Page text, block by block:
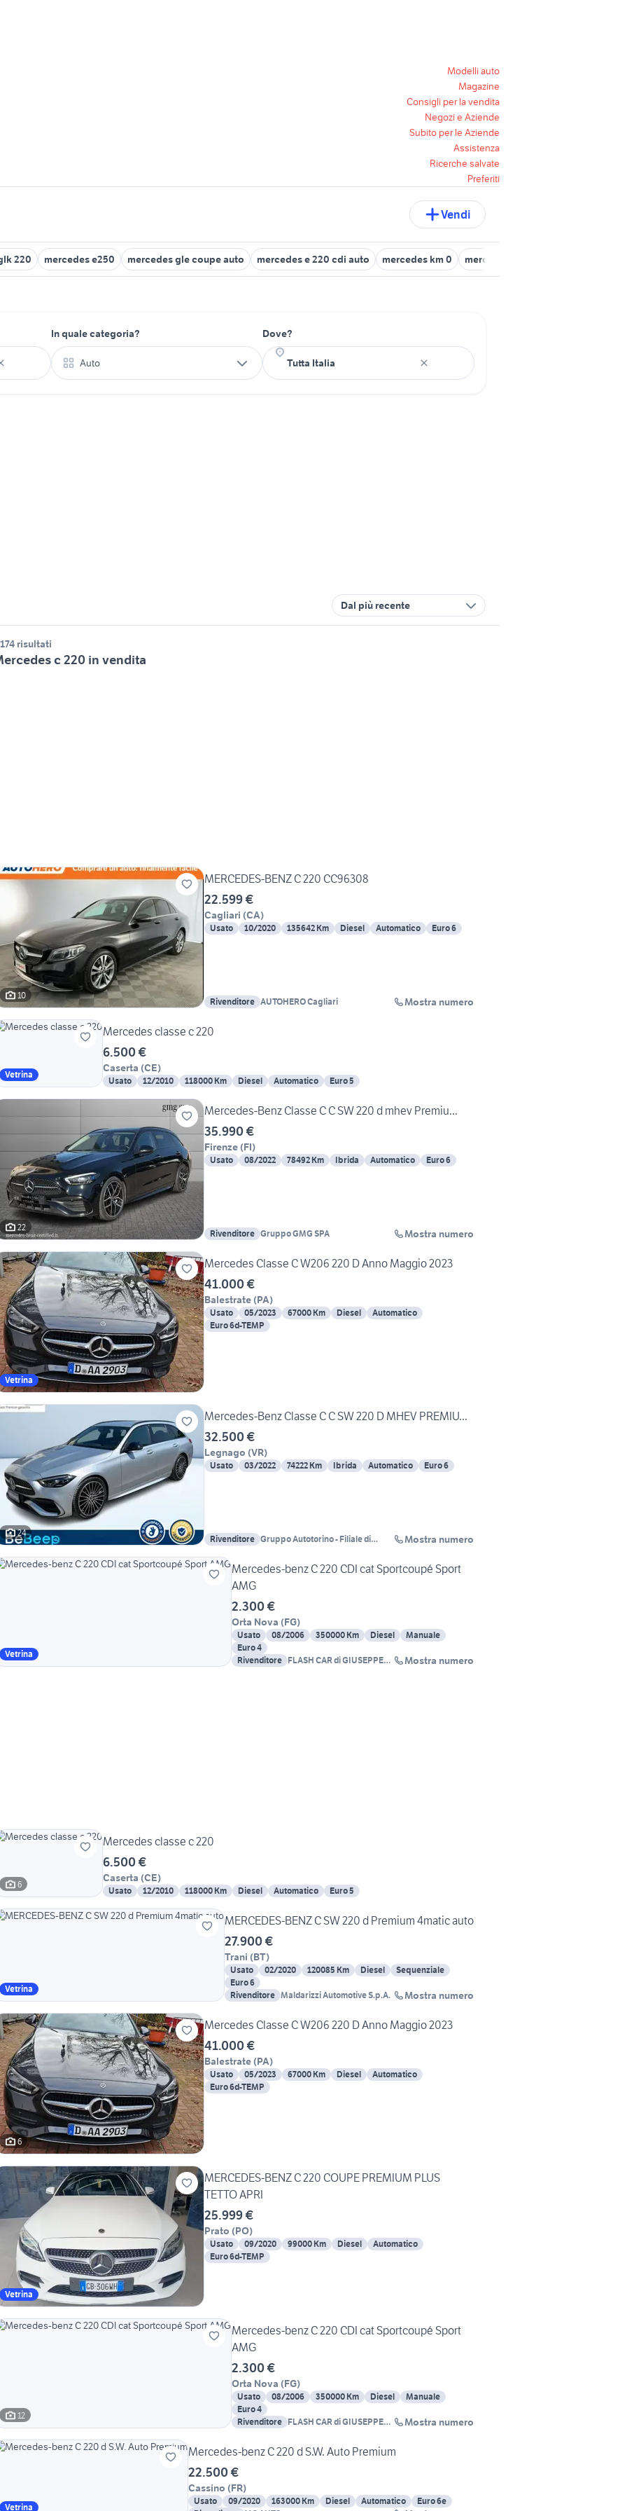
Modelli auto
Magazine
Consigli per la vendita
Negozi e Aziende
Subito per le Aziende
Assistenza
Ricerche salvate
Preferiti
Vendi
220 mercedes e250 mercedes gle coupe auto mercedes e 220 cdi auto mercedes km 0 mercedes 300d
In quale categoria?
Auto
Dove?
Dal più recente
risultati
c 220 in vendita
10
MERCEDES-BENZ C 220 CC96308
22.599 €
Cagliari (CA)
Usato 10/2020 135642 Km Diesel Automatico Euro 6
Rivenditore AUTOHERO Cagliari Mostra numero
Vetrina
Mercedes classe c 220
6.500 €
Caserta (CE)
Usato 12/2010 118000 Km Diesel Automatico Euro 5
22
Mercedes-Benz Classe C C SW 220 d mhev Premiu...
35.990 €
Firenze (FI)
Usato 08/2022 78492 Km Ibrida Automatico Euro 6
Rivenditore Gruppo GMG SPA Mostra numero
Vetrina
Mercedes Classe C W206 220 D Anno Maggio 2023
41.000 €
Balestrate (PA)
Usato 05/2023 67000 Km Diesel
Automatico
Euro 6d-TEMP
24
Mercedes-Benz Classe C C SW 220 D MHEV PREMIU...
32.500 €
Legnago (VR)
Usato 03/2022 74222 Km Ibrida Automatico Euro 6
Rivenditore Gruppo Autotorino - Filiale di
Mostra numero
Vetrina
Mercedes-benz C 220 CDI cat Sportcoupé Sport
AMG
2.300 €
Orta Nova (FG)
Usato 08/2006 350000 Km Diesel
Manuale
Euro 4
Rivenditore FLASH CAR di GIUSEPPE
Mostra numero
6
Mercedes classe c 220
6.500 €
Caserta (CE)
Usato 12/2010 118000 Km Diesel Automatico Euro 5
Vetrina
MERCEDES-BENZ C SW 220 d Premium 4matic auto
27.900 €
Trani (BT)
Usato 02/2020 120085 Km Diesel
Sequenziale
Euro 6
Rivenditore Maldarizzi Automotive S.p.A. Mostra numero
6
Mercedes Classe C W206 220 D Anno Maggio 2023
41.000 €
Balestrate (PA)
Usato 05/2023 67000 Km Diesel
Automatico
Euro 6d-TEMP
Vetrina
MERCEDES-BENZ C 220 COUPE PREMIUM PLUS
TETTO APRI
25.999 €
Prato (PO)
Usato 09/2020 99000 Km Diesel
Automatico
Euro 6d-TEMP
12
Mercedes-benz C 220 CDI cat Sportcoupé Sport
AMG
2.300 €
Orta Nova (FG)
Usato 08/2006 350000 Km Diesel
Manuale
Euro 4
Rivenditore FLASH CAR di GIUSEPPE
Mostra numero
Vetrina
Mercedes-benz C 220 d S.W. Auto Premium
22.500 €
Cassino (FR)
Usato 09/2020 163000 Km Diesel Automatico
Euro 6e